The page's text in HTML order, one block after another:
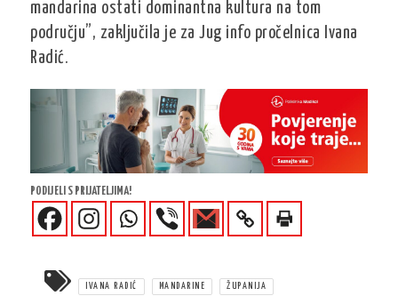
mandarina ostati dominantna kultura na tom
području”, zaključila je za Jug info pročelnica Ivana
Radić.
PODIJELI S PRIJATELJIMA!
IVANA RADIĆ MANDARINE ŽUPANIJA